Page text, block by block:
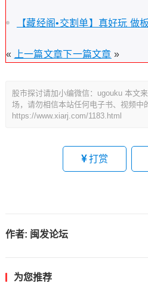
【藏经阁•交割单】真好玩 做
« 上一篇文章下一篇文章 »
股市探讨请加小编微信：ugouku 本文
场，请勿相信本站任何电子书、视频中
https://www.xiarj.com/1183.html
打赏
作者: 闽发论坛
为您推荐